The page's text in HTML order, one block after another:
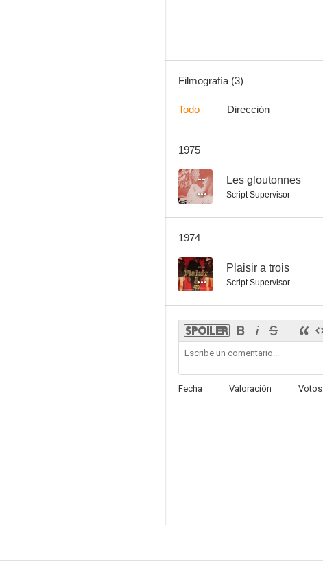
Filmografía (3)
Todo Dirección
1975
-- Les gloutonnes
Script Supervisor
1974
-- Plaisir a trois
Script Supervisor
Fecha Valoración Votos